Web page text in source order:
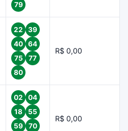
79
22
39
40
64
75
77
80
R$ 0,00
02
04
18
55
59
70
R$ 0,00